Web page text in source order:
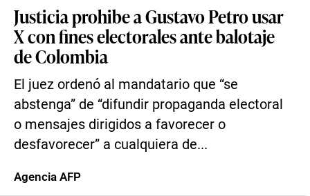
Justicia prohibe a Gustavo Petro usar
X con fines electorales ante balotaje
de Colombia
El juez ordenó al mandatario que “se
abstenga” de “difundir propaganda electoral
o mensajes dirigidos a favorecer o
desfavorecer” a cualquiera de...
Agencia AFP